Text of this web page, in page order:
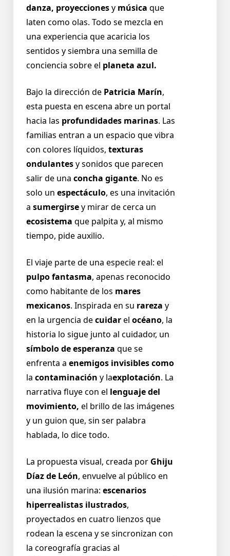
danza, proyeccionesy música que
laten como olas. Todo se mezcla en
una experiencia que acaricia los
sentidos y siembra una semilla de
conciencia sobre el planeta azul.
Bajo la dirección de Patricia Marín,
esta puesta en escena abre un portal
hacia las profundidades marinas. Las
familias entran a un espacio que vibra
con colores líquidos, texturas
ondulantesy sonidos que parecen
salir de una concha gigante. No es
solo un espectáculo, es una invitación
a sumergirsey mirar de cerca un
ecosistema que palpita y, al mismo
tiempo, pide auxilio.
El viaje parte de una especie real: el
pulpo fantasma, apenas reconocido
como habitante de los mares
mexicanos. Inspirada en su rareza y
en la urgencia decuidarel océano, la
historia lo sigue junto al cuidador, un
símbolo de esperanza que se
enfrenta a enemigos invisibles como
la contaminación y laexplotación. La
narrativa fluye con el lenguaje del
movimiento, el brillo de las imágenes
y un guion que, sin ser palabra
hablada, lo dice todo.
La propuesta visual, creada por Ghiju
Díaz de León, envuelve al público en
una ilusión marina: escenarios
hiperrealistas ilustrados,
proyectados en cuatro lienzos que
rodean la escena y se sincronizan con
la coreografía gracias al